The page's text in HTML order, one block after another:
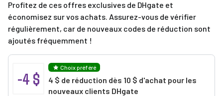
Profitez de ces offres exclusives de DHgate et
économisez sur vos achats. Assurez-vous de vérifier
régulièrement, car de nouveaux codes de réduction sont
ajoutés fréquemment !
-4 $
Choix préféré
4 $ de réduction dès 10 $ d'achat pour les
nouveaux clients DHgate